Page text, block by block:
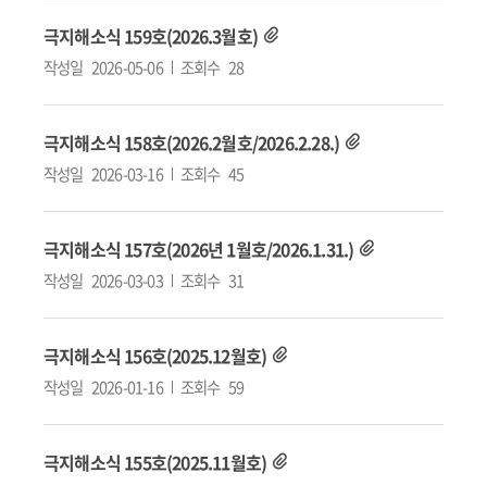
극지해소식 159호(2026.3월호)
작성일 2026-05-06 조회수 28
극지해소식 158호(2026.2월호/2026.2.28.)
작성일 2026-03-16 조회수 45
극지해소식 157호(2026년 1월호/2026.1.31.)
작성일 2026-03-03 조회수 31
극지해소식 156호(2025.12월호)
작성일 2026-01-16 조회수 59
극지해소식 155호(2025.11월호)